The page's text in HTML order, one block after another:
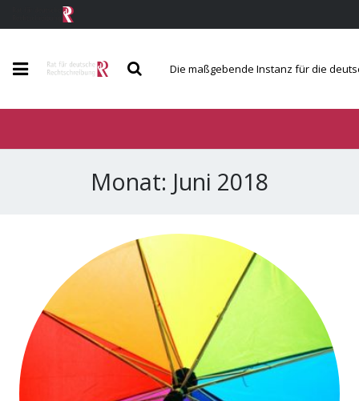
Die maßgebende Instanz für die
Monat: Juni 2018